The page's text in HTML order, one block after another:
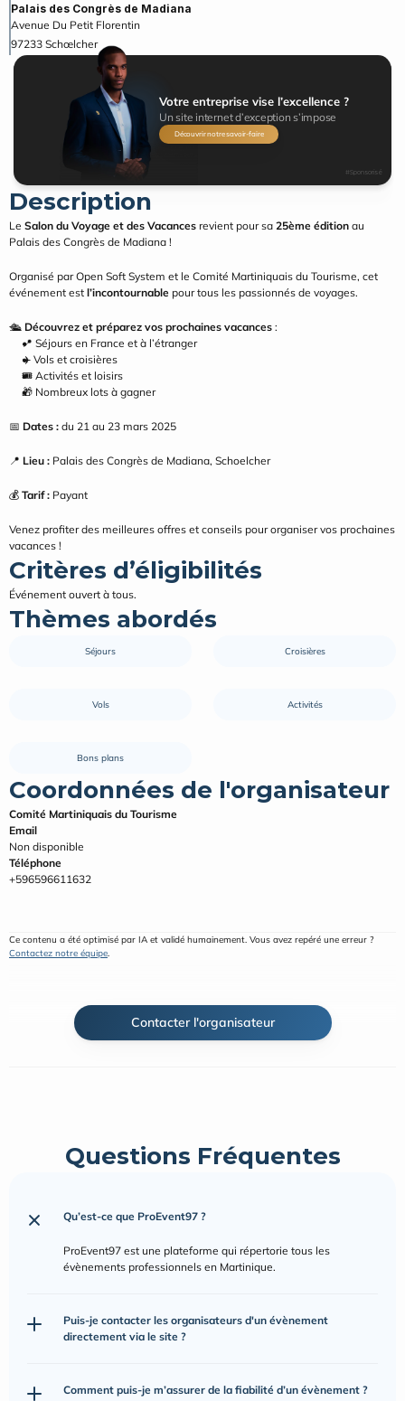
Contacter l'organisateur
Palais des Congrès de Madiana
Avenue Du Petit Florentin
97233 Schœlcher
Votre entreprise vise l’excellence ?
Un site internet d’exception s’impose
Découvrir notre savoir-faire
#Sponsorisé
Description
Le Salon du Voyage et des Vacances revient pour sa 25ème édition au
Palais des Congrès de Madiana !
Organisé par Open Soft System et le Comité Martiniquais du Tourisme, cet
événement est l’incontournable pour tous les passionnés de voyages.
🛳️ Découvrez et préparez vos prochaines vacances :
📍 Séjours en France et à l’étranger
✈️ Vols et croisières
🎟️ Activités et loisirs
🎁 Nombreux lots à gagner
📅 Dates : du 21 au 23 mars 2025
📍 Lieu : Palais des Congrès de Madiana, Schoelcher
💰 Tarif : Payant
Venez profiter des meilleures offres et conseils pour organiser vos prochaines
vacances !
Critères d’éligibilités
Événement ouvert à tous.
Thèmes abordés
Séjours Croisières
Vols Activités
Bons plans
Coordonnées de l'organisateur
Comité Martiniquais du Tourisme
Email
Non disponible
Téléphone
+596596611632
Contactez notre équipe.
Questions Fréquentes
Qu’est-ce que ProEvent97 ?
ProEvent97 est une plateforme qui répertorie tous les
évènements professionnels en Martinique.
Puis-je contacter les organisateurs d'un évènement
directement via le site ?
Comment puis-je m’assurer de la fiabilité d’un évènement ?